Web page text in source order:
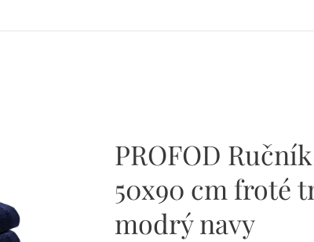
PROFOD
50x90 cm froté
modrý navy